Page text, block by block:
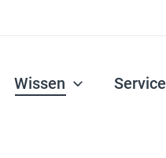
Wissen Service